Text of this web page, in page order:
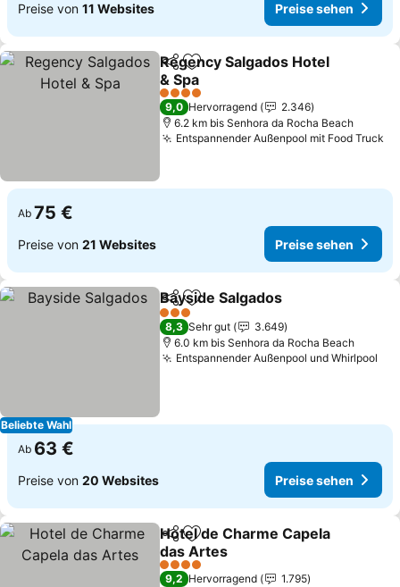
Preise von 11 Websites Preise sehen
TeilenZu Favoriten hinzufügen
Regency Salgados Hotel
& Spa
Preise sehen
4 Sterne
9,0 Hervorragend
2.346
6.2 km bis Senhora da Rocha Beach
Entspannender Außenpool mit Food Truck
Ab 75 €
Preise von 21 Websites Preise sehen
Beliebte Wahl
TeilenZu Favoriten hinzufügen
Bayside Salgados
3 Sterne
8,3 Sehr gut
3.649
6.0 km bis Senhora da Rocha Beach
Entspannender Außenpool und Whirlpool
Ab 63 €
Preise von 20 Websites Preise sehen
TeilenZu Favoriten hinzufügen
Hotel de Charme Capela
das Artes
Preise sehen
4 Sterne
9,2 Hervorragend
1.795